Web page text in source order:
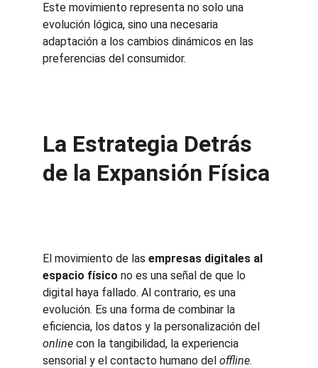
Este movimiento representa no solo una
evolución lógica, sino una necesaria
adaptación a los cambios dinámicos en las
preferencias del consumidor.
La Estrategia Detrás
de la Expansión Física
El movimiento de las empresas digitales al
espacio físico no es una señal de que lo
digital haya fallado. Al contrario, es una
evolución. Es una forma de combinar la
eficiencia, los datos y la personalización del
online con la tangibilidad, la experiencia
sensorial y el contacto humano del offline.